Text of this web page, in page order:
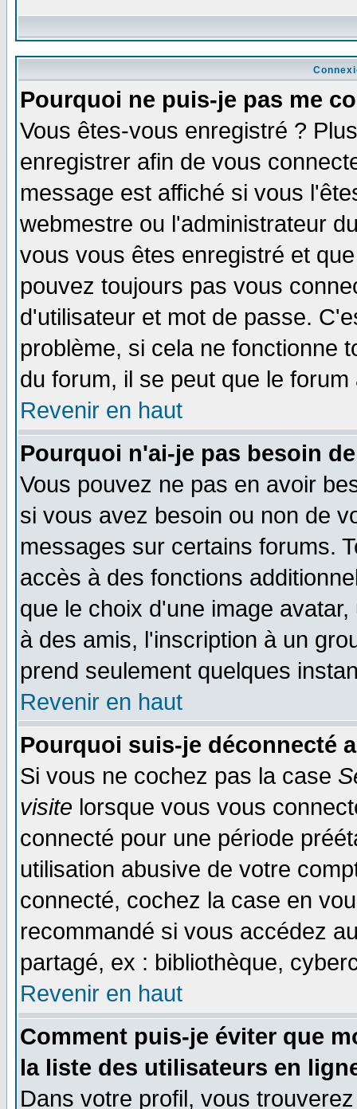
Pourquoi ne puis-je pas me
Vous êtes-vous enregistré ?
enregistrer afin de vous
message est affiché si vous
webmestre ou l'administrateur
vous vous êtes enregistré et
pouvez toujours pas vous
d'utilisateur et mot de passe.
problème, si cela ne fonctionne
du forum, il se peut que le
Revenir en haut
Pourquoi n'ai-je pas besoin
Vous pouvez ne pas en avoir
si vous avez besoin ou non de
messages sur certains forums.
accès à des fonctions
que le choix d'une image
à des amis, l'inscription à un
prend seulement quelques
Revenir en haut
Pourquoi suis-je déconnecté
Si vous ne cochez pas la case
visite lorsque vous vous
connecté pour une période
utilisation abusive de votre
connecté, cochez la case en
recommandé si vous accédez
partagé, ex : bibliothèque,
Revenir en haut
Comment puis-je éviter que
la liste des utilisateurs en
Dans votre profil, vous